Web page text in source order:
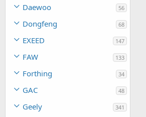
Daewoo 56
Dongfeng 68
EXEED 147
FAW 133
Forthing 34
GAC 48
Geely 341